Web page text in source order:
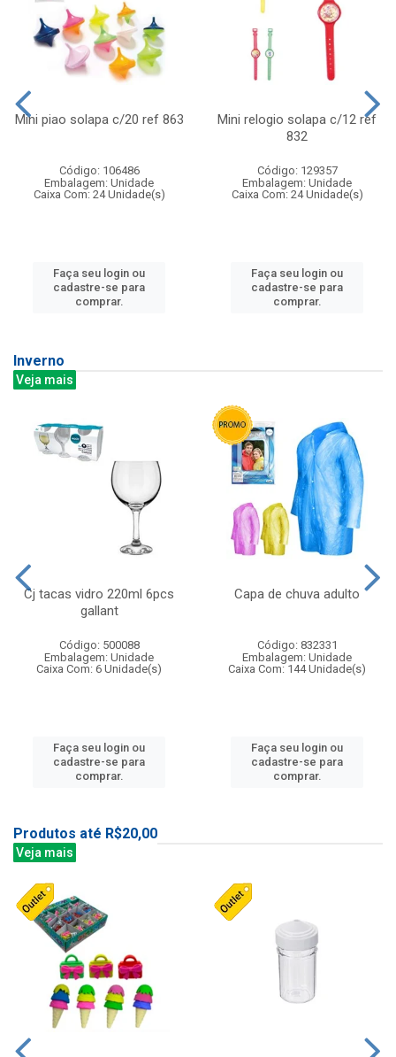
Mini piao solapa c/20 ref 863
Código: 106486
Embalagem: Unidade
Caixa Com: 24 Unidade(s)
Faça seu login ou
cadastre-se para
comprar.
Mini relogio solapa c/12 ref
832
Código: 129357
Embalagem: Unidade
Caixa Com: 24 Unidade(s)
Faça seu login ou
cadastre-se para
comprar.
Inverno
Veja mais
Cj tacas vidro 220ml 6pcs
gallant
Código: 500088
Embalagem: Unidade
Caixa Com: 6 Unidade(s)
Faça seu login ou
cadastre-se para
comprar.
Capa de chuva adulto
Código: 832331
Embalagem: Unidade
Caixa Com: 144 Unidade(s)
Faça seu login ou
cadastre-se para
comprar.
Produtos até R$20,00
Veja mais